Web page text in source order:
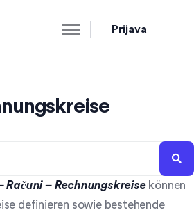
Prijava
Računi – Rechnungskreisekönnen
definieren sowie bestehende